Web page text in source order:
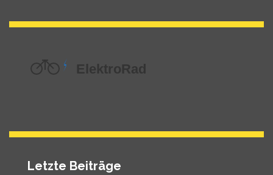
Letzte Beiträge